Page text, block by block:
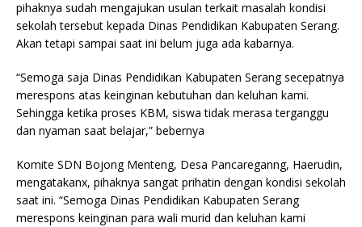
pihaknya sudah mengajukan usulan terkait masalah kondisi
sekolah tersebut kepada Dinas Pendidikan Kabupaten Serang.
Akan tetapi sampai saat ini belum juga ada kabarnya.
“Semoga saja Dinas Pendidikan Kabupaten Serang secepatnya
merespons atas keinginan kebutuhan dan keluhan kami.
Sehingga ketika proses KBM, siswa tidak merasa terganggu
dan nyaman saat belajar,” bebernya
Komite SDN Bojong Menteng, Desa Pancareganng, Haerudin,
mengatakanx, pihaknya sangat prihatin dengan kondisi sekolah
saat ini. “Semoga Dinas Pendidikan Kabupaten Serang
merespons keinginan para wali murid dan keluhan kami